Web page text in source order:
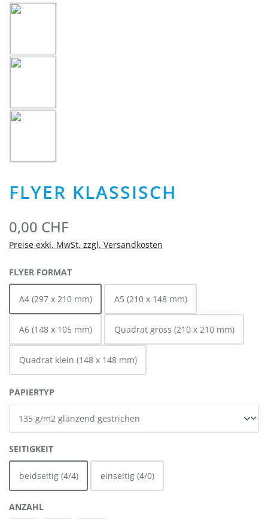
FLYER KLASSISCH
0,00 CHF
Preise exkl. MwSt. zzgl. Versandkosten
FLYER FORMATAUSWÄHLEN
A4 (297 x 210 mm) A5 (210 x 148 mm)
A6 (148 x 105 mm) Quadrat gross (210 x 210 mm)
Quadrat klein (148 x 148 mm)
PAPIERTYP
SEITIGKEITAUSWÄHLEN
beidseitig (4/4) einseitig (4/0)
ANZAHL